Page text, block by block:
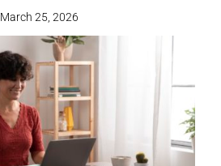
March 25, 2026